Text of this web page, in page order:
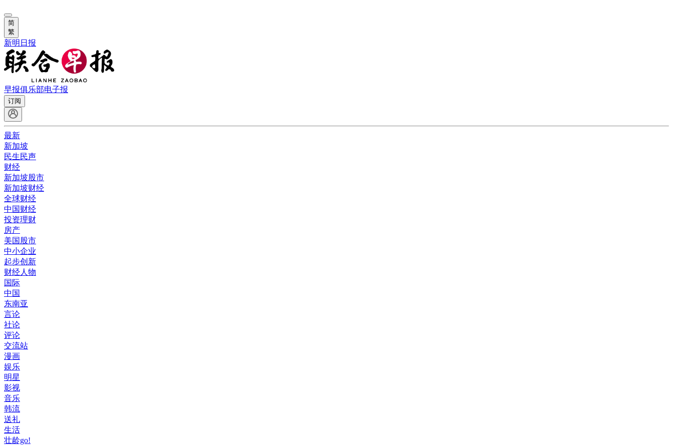
简
繁
新明日报
早报俱乐部电子报
订阅
最新
新加坡
民生民声
财经
新加坡股市
新加坡财经
全球财经
中国财经
投资理财
房产
美国股市
中小企业
起步创新
财经人物
国际
中国
东南亚
言论
社论
评论
交流站
漫画
娱乐
明星
影视
音乐
韩流
送礼
生活
壮龄go!